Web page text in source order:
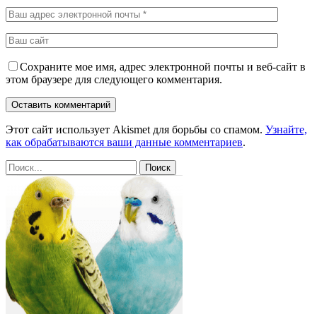
Сохраните мое имя, адрес электронной почты и веб-сайт в
этом браузере для следующего комментария.
Этот сайт использует Akismet для борьбы со спамом. Узнайте,
как обрабатываются ваши данные комментариев.